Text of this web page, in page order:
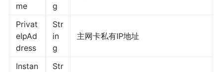
me
g
Privat
eIpAd
dress
Str
in
g
主网卡私有IP地址
Instan
Str